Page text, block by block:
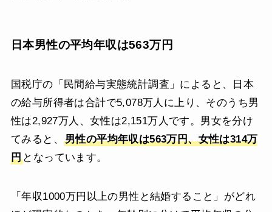
日本男性の平均年収は563万円
国税庁の「民間給与実態統計調査」によると、日本
の給与所得者は合計で5,078万人に上り、そのうち男
性は2,927万人、女性は2,151万人です。男女を分け
てみると、
男性の平均年収は563万円、女性は314万
円 となっています。
「年収1000万円以上の男性と結婚すること」がどれ